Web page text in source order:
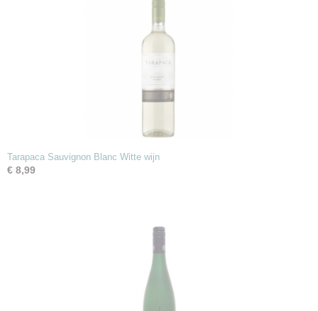
Tarapaca Sauvignon Blanc Witte wijn
€ 8,99